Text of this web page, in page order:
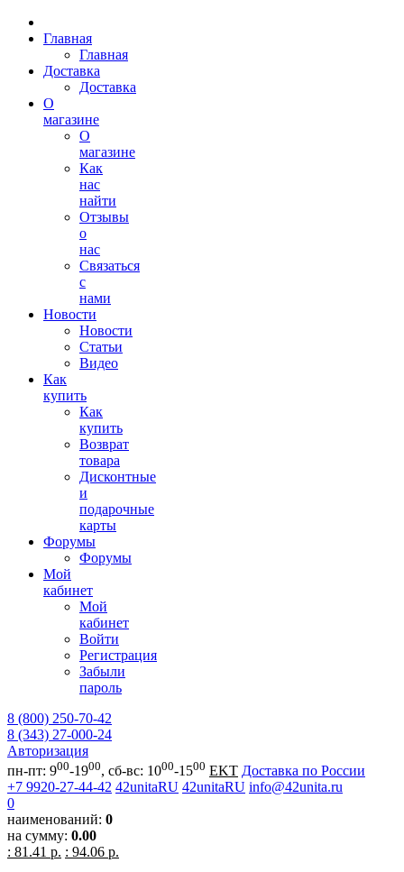
Главная
Главная
Доставка
Доставка
О
магазине
О
магазине
Как
нас
найти
Отзывы
о
нас
Связаться
с
нами
Новости
Новости
Статьи
Видео
Как
купить
Как
купить
Возврат
товара
Дисконтные
и
подарочные
карты
Форумы
Форумы
Мой
кабинет
Мой
кабинет
Войти
Регистрация
Забыли
пароль
8 (800) 250-70-42
8 (343) 27-000-24
Авторизация
пн-пт: 900-1900, сб-вс: 1000-1500 EKT Доставка по России
+7 9920-27-44-42 42unitaRU 42unitaRU info@42unita.ru
0
наименований: 0
на сумму: 0.00
: 81.41 р. : 94.06 р.